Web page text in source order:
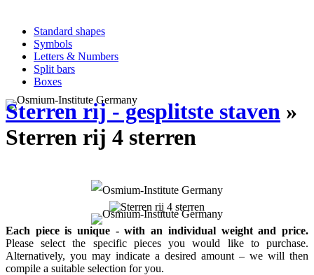
Standard shapes
Symbols
Letters & Numbers
Split bars
Boxes
Sterren rij - gesplitste staven »
Sterren rij 4 sterren
Each piece is unique - with an individual weight and price.
Please select the specific pieces you would like to purchase.
Alternatively, you may indicate a desired amount – we will then
compile a suitable selection for you.